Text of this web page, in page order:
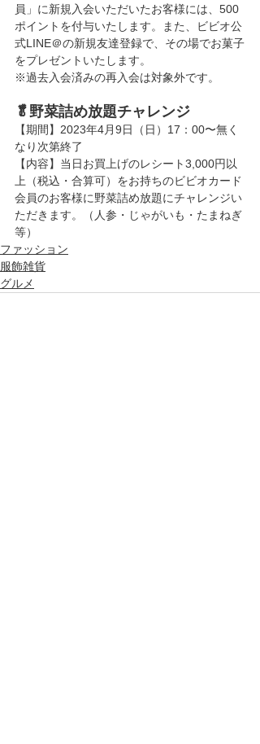
員」に新規入会いただいたお客様には、500
ポイントを付与いたします。また、ビビオ公
式LINE＠の新規友達登録で、その場でお菓子
をプレゼントいたします。
※過去入会済みの再入会は対象外です。
🥬野菜詰め放題チャレンジ
【期間】2023年4月9日（日）17：00〜無く
なり次第終了
【内容】当日お買上げのレシート3,000円以
上（税込・合算可）をお持ちのビビオカード
会員のお客様に野菜詰め放題にチャレンジい
ただきます。（人参・じゃがいも・たまねぎ
等）
ファッション
服飾雑貨
グルメ